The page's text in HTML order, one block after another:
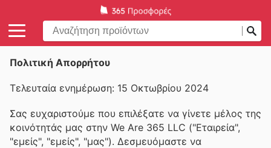
Πολιτική Απορρήτου
Τελευταία ενημέρωση: 15 Οκτωβρίου 2024
Σας ευχαριστούμε που επιλέξατε να γίνετε μέλος της
κοινότητάς μας στην We Are 365 LLC ("Εταιρεία",
"εμείς", "εμείς", "μας"). Δεσμευόμαστε να